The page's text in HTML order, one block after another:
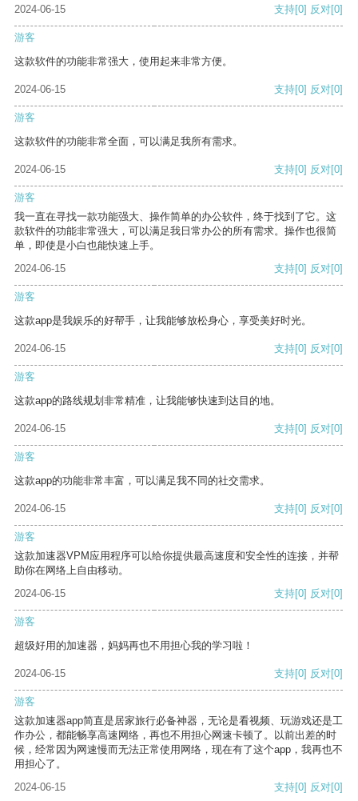
2024-06-15 支持[0] 反对[0]
游客
这款软件的功能非常强大，使用起来非常方便。
2024-06-15 支持[0] 反对[0]
游客
这款软件的功能非常全面，可以满足我所有需求。
2024-06-15 支持[0] 反对[0]
游客
我一直在寻找一款功能强大、操作简单的办公软件，终于找到了它。这
款软件的功能非常强大，可以满足我日常办公的所有需求。操作也很简
单，即使是小白也能快速上手。
2024-06-15
支持[0] 反对[0]
游客
这款app是我娱乐的好帮手，让我能够放松身心，享受美好时光。
2024-06-15 支持[0] 反对[0]
游客
这款app的路线规划非常精准，让我能够快速到达目的地。
2024-06-15 支持[0] 反对[0]
游客
这款app的功能非常丰富，可以满足我不同的社交需求。
2024-06-15 支持[0] 反对[0]
游客
这款加速器VPM应用程序可以给你提供最高速度和安全性的连接，并帮
助你在网络上自由移动。
2024-06-15
支持[0] 反对[0]
游客
超级好用的加速器，妈妈再也不用担心我的学习啦！
2024-06-15 支持[0] 反对[0]
游客
这款加速器app简直是居家旅行必备神器，无论是看视频、玩游戏还是工
作办公，都能畅享高速网络，再也不用担心网速卡顿了。以前出差的时
候，经常因为网速慢而无法正常使用网络，现在有了这个app，我再也不
用担心了。
2024-06-15
支持[0] 反对[0]